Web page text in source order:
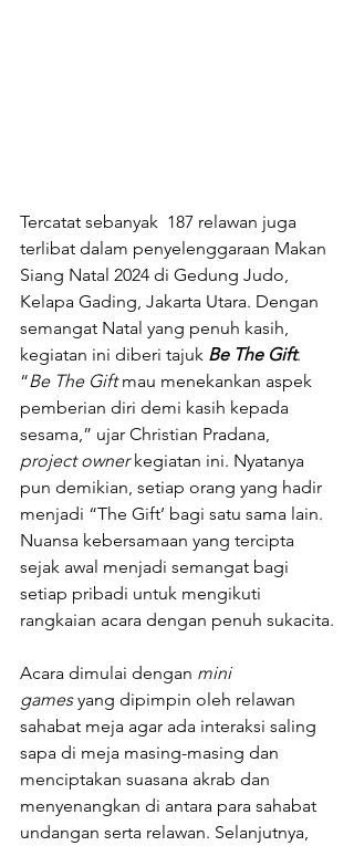
Tercatat sebanyak  187 relawan juga
terlibat dalam penyelenggaraan Makan
Siang Natal 2024 di Gedung Judo,
Kelapa Gading, Jakarta Utara. Dengan
semangat Natal yang penuh kasih,
kegiatan ini diberi tajuk Be The Gift.
“Be The Gift mau menekankan aspek
pemberian diri demi kasih kepada
sesama,” ujar Christian Pradana,
project owner kegiatan ini. Nyatanya
pun demikian, setiap orang yang hadir
menjadi “The Gift’ bagi satu sama lain.
Nuansa kebersamaan yang tercipta
sejak awal menjadi semangat bagi
setiap pribadi untuk mengikuti
rangkaian acara dengan penuh sukacita.
Acara dimulai dengan mini
games yang dipimpin oleh relawan
sahabat meja agar ada interaksi saling
sapa di meja masing-masing dan
menciptakan suasana akrab dan
menyenangkan di antara para sahabat
undangan serta relawan. Selanjutnya,